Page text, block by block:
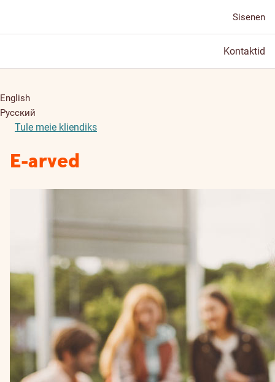
Sisenen
Kontaktid
English
Русский
Tule meie kliendiks
E-arved